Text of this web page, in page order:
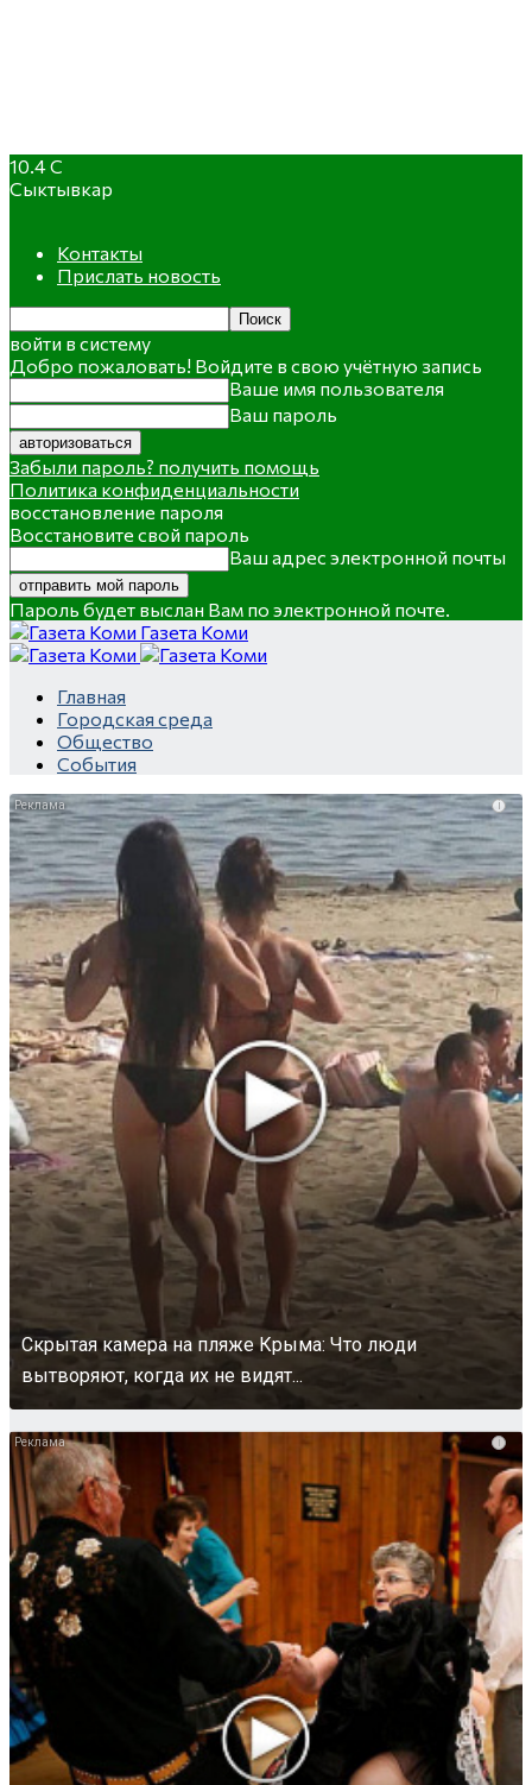
10.4C
Сыктывкар
Контакты
Прислать новость
войти в систему
Добро пожаловать! Войдите в свою учётную запись
Ваше имя пользователя
Ваш пароль
Забыли пароль? получить помощь
Политика конфиденциальности
восстановление пароля
Восстановите свой пароль
Ваш адрес электронной почты
Пароль будет выслан Вам по электронной почте.
Газета Коми
Главная
Городская среда
Общество
События
i
Скрытая камера на пляже Крыма: Что люди
вытворяют, когда их не видят...
i